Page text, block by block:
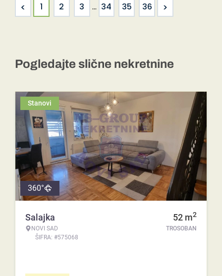
< 1 2 3 ... 34 35 36 >
Pogledajte slične nekretnine
Stanovi
360°
Salajka
NOVI SAD
ŠIFRA: #575068
52 m2
TROSOBAN